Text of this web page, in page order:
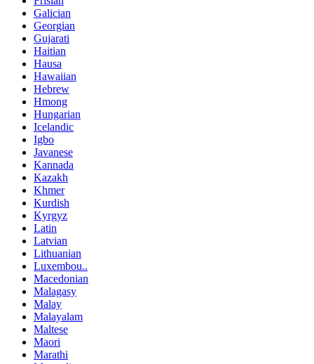
Galician
Georgian
Gujarati
Haitian
Hausa
Hawaiian
Hebrew
Hmong
Hungarian
Icelandic
Igbo
Javanese
Kannada
Kazakh
Khmer
Kurdish
Kyrgyz
Latin
Latvian
Lithuanian
Luxembou..
Macedonian
Malagasy
Malay
Malayalam
Maltese
Maori
Marathi